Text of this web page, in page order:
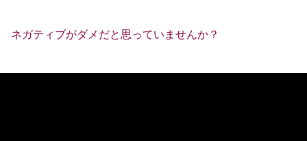
ネガティブがダメだと思っていませんか？